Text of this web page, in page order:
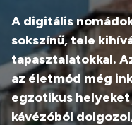
A digitális
sokszínű, tele
tapasztalatokkal.
az életmód még
egzotikus helyeket
kávézóból